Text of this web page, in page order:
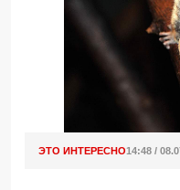
ЭТО ИНТЕРЕСНО14:48 /